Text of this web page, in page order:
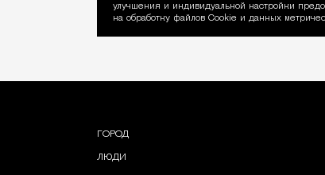
Уведомление об
улучшения и индивидуальной настройки
на обработку файлов Cookie и данных
ГОРОД
ЛЮДИ